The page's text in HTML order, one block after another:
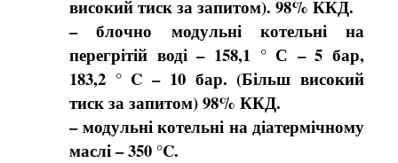
високий тиск за запитом). 98% ККД.
– блочно модульні котельні на
перегрітій воді – 158,1 ° С – 5 бар,
183,2 ° C – 10 бар. (Більш високий
тиск за запитом) 98% ККД.
– модульні котельні на діатермічному
маслі – 350 °C.